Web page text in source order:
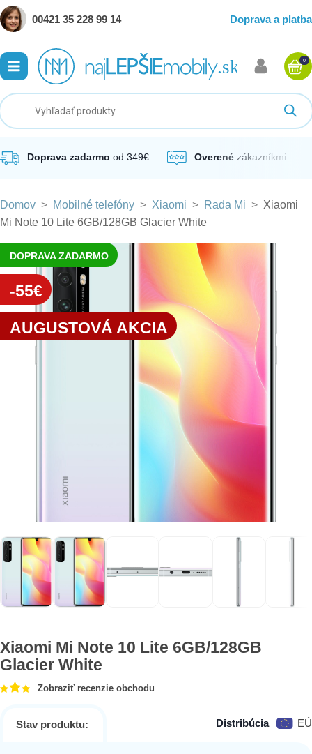
00421 35 228 99 14 Doprava a platba
0
Doprava zadarmo od 349€ Overené zákazníkmi
Domov > Mobilné telefóny > Xiaomi > Rada Mi > Xiaomi
Mi Note 10 Lite 6GB/128GB Glacier White
DOPRAVA ZADARMO
-55€
AUGUSTOVÁ AKCIA
Xiaomi Mi Note 10 Lite 6GB/128GB
Glacier White
Zobraziť recenzie obchodu
Stav produktu: Distribúcia EÚ